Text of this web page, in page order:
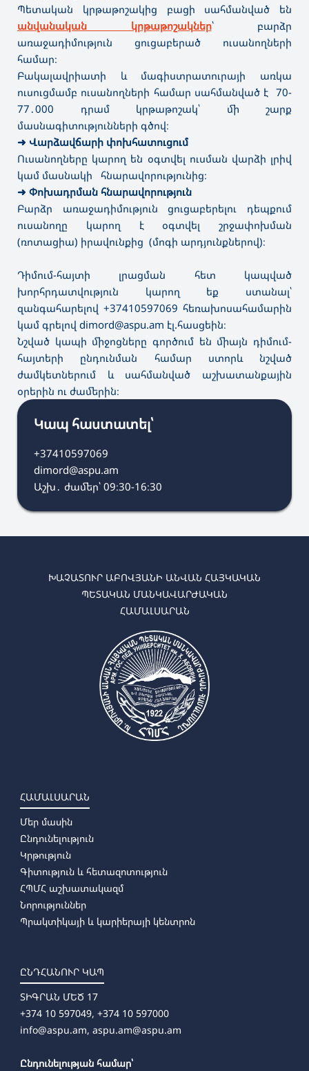
Պետական կրթաթոշակից բացի սահմանված են
անվանական կրթաթոշակներ՝ բարձր
առաջադիմություն ցուցաբերած ուսանողների
համար։
Բակալավրիատի և մագիստրատուրայի առկա
ուսուցմամբ ուսանողների համար սահմանված է 70-
77․000 դրամ կրթաթոշակ՝ մի շարք
մասնագիտությունների գծով։
➜ Վարձավճարի փոխհատուցում
Ուսանողները կարող են օգտվել ուսման վարձի լրիվ
կամ մասնակի հնարավորությունից։
➜ Փոխադրման հնարավորություն
Բարձր առաջադիմություն ցուցաբերելու դեպքում
ուսանողը կարող է օգտվել շրջափոխման
(ռոտացիա) իրավունքից (մոգի արդյունքներով)։
Դիմում-հայտի լրացման հետ կապված
խորհրդատվություն կարող եք ստանալ՝
զանգահարելով +37410597069 հեռախոսահամարին
կամ գրելով dimord@aspu.am էլ.հասցեին։
Նշված կապի միջոցները գործում են միայն դիմում-
հայտերի ընդունման համար ստորև նշված
ժամկետներում և սահմանված աշխատանքային
օրերին ու ժամերին։
Կապ հաստատել՝
+37410597069
dimord@aspu.am
Աշխ․ ժամեր՝ 09։30-16։30
ԽԱՉԱՏՈՒՐ ԱԲՈՎՅԱՆԻ ԱՆՎԱՆ ՀԱՅԿԱԿԱՆ
ՊԵՏԱԿԱՆ ՄԱՆԿԱՎԱՐԺԱԿԱՆ
ՀԱՄԱԼՍԱՐԱՆ
ՀԱՄԱԼՍԱՐԱՆ
Մեր մասին
Ընդունելություն
Կրթություն
Գիտություն և հետազոտություն
ՀՊՄՀ աշխատակազմ
Նորություններ
Պրակտիկայի և կարիերայի կենտրոն
ԸՆԴՀԱՆՈՒՐ ԿԱՊ
ՏԻԳՐԱՆ ՄԵԾ 17
+374 10 597049, +374 10 597000
info@aspu.am, aspu.am@aspu.am
Ընդունելության համար՝